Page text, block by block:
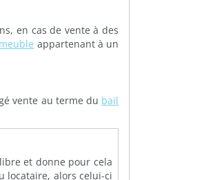
en cas de vente à des
appartenant à un
vente au terme du bail
et donne pour cela
locataire, alors celui-ci